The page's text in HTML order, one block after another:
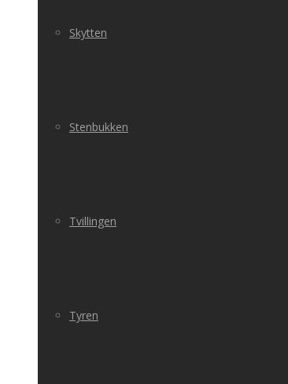
Skytten
Stenbukken
Tvillingen
Tyren